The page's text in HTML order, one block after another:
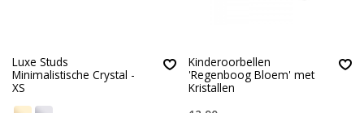
Luxe Studs
Minimalistische Crystal -
XS
Kinderoorbellen
'Regenboog Bloem' met
Kristallen